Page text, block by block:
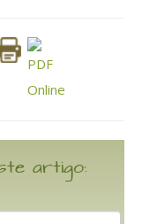
artigo: